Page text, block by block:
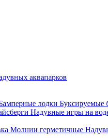
аквапарков
лодки Буксируемые
Надувные игры на
Молнии герметичные